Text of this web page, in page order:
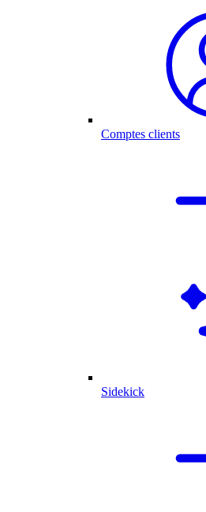
Comptes clients
Sidekick